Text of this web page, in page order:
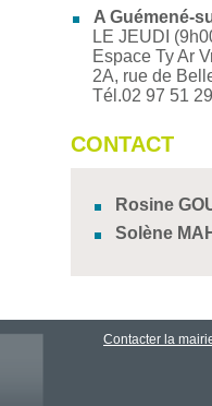
A Guémené-
LE JEUDI
Espace Ty Ar
2A, rue de
Tél.02 97 51
CONTACT
Rosine
Solène
Contacter la